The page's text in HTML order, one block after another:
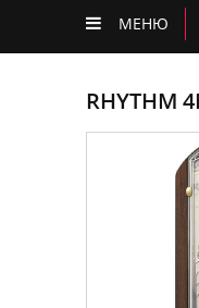
МЕНЮ
RHYTHM